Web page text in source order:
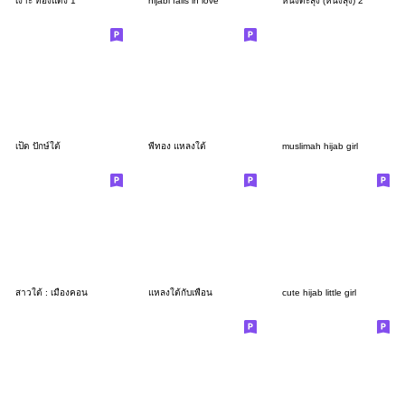
เป็ด ปักษ์ใต้ พี่ทอง แหลงใต้ muslimah hijab girl
สาวใต้ : เมืองคอน แหลงใต้กับเพื่อน cute hijab little girl